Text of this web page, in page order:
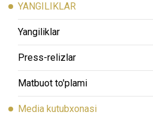
YANGILIKLAR
Yangiliklar
Press-relizlar
Matbuot to'plami
Media kutubxonasi